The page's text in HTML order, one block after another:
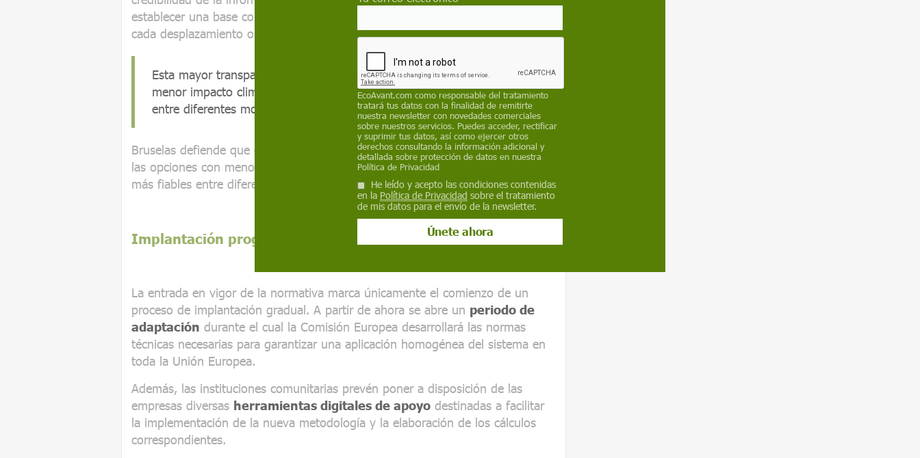
establecer una base común para la cuantificación de las emisiones asociadas a
cada desplazamiento o servicio de transporte.
Esta mayor transparencia facilitará la identificación de las opciones con
menor impacto climático y permitirá realizar comparaciones más fiables
entre diferentes modos de transporte y operadores
Bruselas defiende que esta mayor transparencia facilitará la identificación de
las opciones con menor impacto climático y permitirá realizar comparaciones
más fiables entre diferentes modos de transporte y operadores.
Implantación progresiva hasta 2030
La entrada en vigor de la normativa marca únicamente el comienzo de un
proceso de implantación gradual. A partir de ahora se abre un periodo de
adaptación durante el cual la Comisión Europea desarrollará las normas
técnicas necesarias para garantizar una aplicación homogénea del sistema en
toda la Unión Europea.
Además, las instituciones comunitarias prevén poner a disposición de las
empresas diversas herramientas digitales de apoyo destinadas a facilitar
la implementación de la nueva metodología y la elaboración de los cálculos
correspondientes.
EcoAvant.com como responsable del tratamiento
tratará tus datos con la finalidad de remitirte
nuestra newsletter con novedades comerciales
sobre nuestros servicios. Puedes acceder, rectificar
y suprimir tus datos, así como ejercer otros
derechos consultando la información adicional y
detallada sobre protección de datos en nuestra
Política de Privacidad
He leído y acepto las condiciones contenidas
en la Política de Privacidad sobre el tratamiento
de mis datos para el envío de la newsletter.